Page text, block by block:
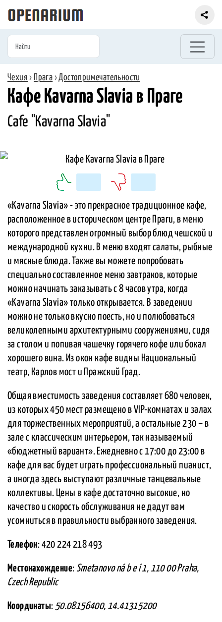
Чехия › Прага ›Достопримечательности
Кафе Kavarna Slavia в Праге
Cafe "Kavarna Slavia"
«Kavarna Slavia» - это прекрасное традиционное кафе,
расположенное в историческом центре Праги, в меню
которого представлен огромный выбор блюд чешской и
международной кухни. В меню входят салаты, рыбные
и мясные блюда. Также вы можете попробовать
специально составленное меню завтраков, которые
можно начинать заказывать с 8 часов утра, когда
«Kavarna Slavia» только открывается. В заведении
можно не только вкусно поесть, но и полюбоваться
великолепными архитектурными сооружениями, сидя
за столом и попивая чашечку горячего кофе или бокал
хорошего вина. Из окон кафе видны Национальный
театр, Карлов мост и Пражский Град.
Общая вместимость заведения составляет 680 человек,
из которых 450 мест размещено в VIP-комнатах и залах
для торжественных мероприятий, а остальные 230 – в
зале с классическим интерьером, так называемый
«бюджетный вариант». Ежедневно с 17:00 до 23:00 в
кафе для вас будет играть профессиональный пианист,
а иногда здесь выступают различные танцевальные
коллективы. Цены в кафе достаточно высокие, но
качество и скорость обслуживания не дадут вам
усомниться в правильности выбранного заведения.
Телефон: 420 224 218 493
Местонахождение: Smetanovo ná b e í 1, 110 00 Praha,
Czech Republic
Координаты: 50.08156400, 14.41315200